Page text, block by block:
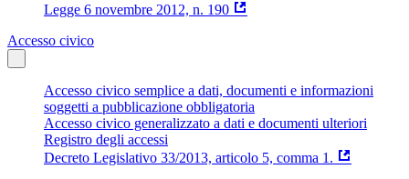
Legge 6 novembre 2012, n. 190
Accesso civico
Accesso civico semplice a dati, documenti e informazioni
soggetti a pubblicazione obbligatoria
Accesso civico generalizzato a dati e documenti ulteriori
Registro degli accessi
Decreto Legislativo 33/2013, articolo 5, comma 1.